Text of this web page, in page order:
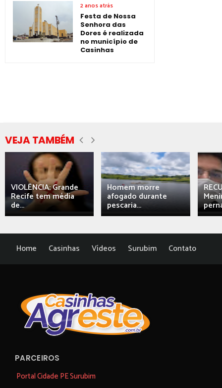
2 anos atrás
Festa de Nossa
Senhora das
Dores é realizada
no município de
Casinhas
VEJA TAMBÉM
VIOLÊNCIA: Grande
Recife tem média
de...
Homem morre
afogado durante
pescaria...
Home Casinhas Vídeos Surubim Contato
PARCEIROS
Portal Cidade PE Surubim